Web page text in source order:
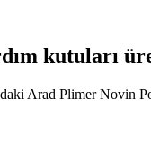
kutuları
Arad Plimer Novin